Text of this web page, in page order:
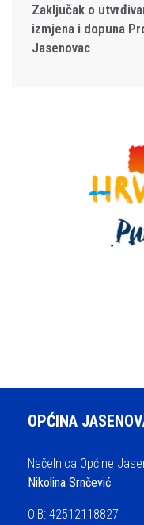
Zaključak o
izmjena i dopuna
Jasenovac
OPĆINA
Načelnica Općine
Nikolina Srnčević
OIB: 42512118827